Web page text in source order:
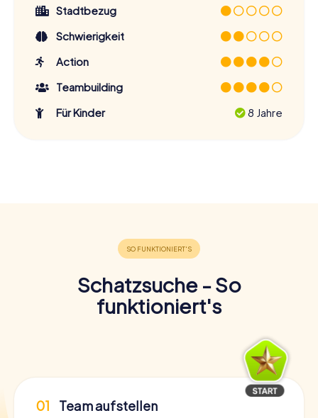
Stadtbezug
Schwierigkeit
Action
Teambuilding
Für Kinder
8 Jahre
Schatzsuche - So
funktioniert's
01 Team aufstellen